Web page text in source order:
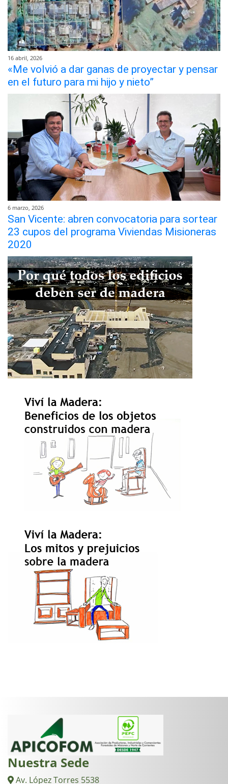
16 abril, 2026
«Me volvió a dar ganas de proyectar y pensar
en el futuro para mi hijo y nieto”
6 marzo, 2026
San Vicente: abren convocatoria para sortear
23 cupos del programa Viviendas Misioneras
2020
Nuestra Sede
Av. López Torres 5538